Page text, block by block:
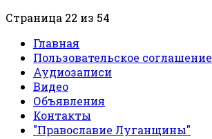
Страница 22 из 54
Главная
Пользовательское соглашение
Аудиозаписи
Видео
Объявления
Контакты
"Православие Луганщины"